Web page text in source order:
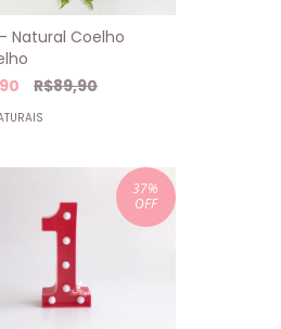
Natural Coelho
R$89,90
37%
OFF